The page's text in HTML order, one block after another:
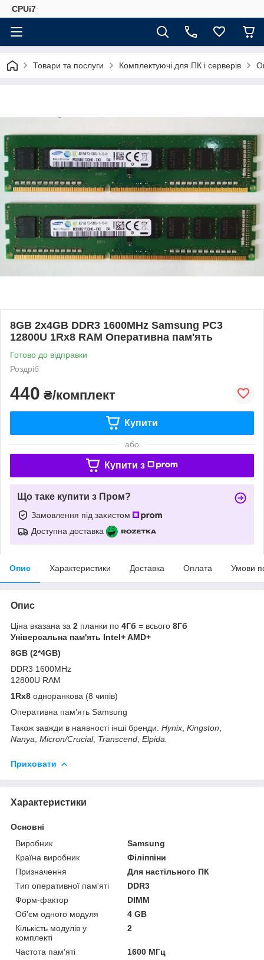
CPUi7
Товари та послуги Комплектуючі для ПК і серверів
8GB 2x4GB DDR3 1600MHz Samsung PC3
12800U 1Rx8 RAM Оперативна пам'ять
Готово до відправки
Роздріб
440 ₴/комплект
Купити
або
Купити з
Що таке купити з Пром?
Замовлення під захистом
Доступна доставка
Опис Характеристики Доставка Оплата Умови
Опис
Ціна вказана за 2 планки по 4Гб = всього 8Гб
Універсальна пам'ять Intel+ AMD+
8GB (2*4GB)
DDR3 1600MHz
12800U RAM
1Rx8 одноранкова (8 чипів)
Оперативна пам'ять Samsung
Також завжди в наявності інші бренди: Hynix Kingston
Nanya Micron/Crucial, Transcend Elpida.
Приховати
Характеристики
Основні
Виробник
Samsung
Країна виробник
Філіппіни
Призначення
Для настільного ПК
Тип оперативної пам'яті
DDR3
Форм-фактор
DIMM
Об'єм одного модуля
4 GB
Кількість модулів у
комплекті
2
Частота пам'яті
1600 МГц